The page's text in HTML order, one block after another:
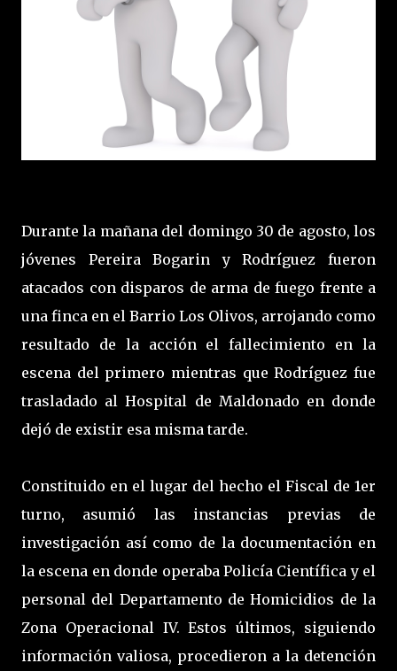
Durante la mañana del domingo 30 de agosto, los
jóvenes Pereira Bogarin y Rodríguez fueron
atacados con disparos de arma de fuego frente a
una finca en el Barrio Los Olivos, arrojando como
resultado de la acción el fallecimiento en la
escena del primero mientras que Rodríguez fue
trasladado al Hospital de Maldonado en donde
dejó de existir esa misma tarde.
Constituido en el lugar del hecho el Fiscal de 1er
turno, asumió las instancias previas de
investigación así como de la documentación en
la escena en donde operaba Policía Científica y el
personal del Departamento de Homicidios de la
Zona Operacional IV. Estos últimos, siguiendo
información valiosa, procedieron a la detención